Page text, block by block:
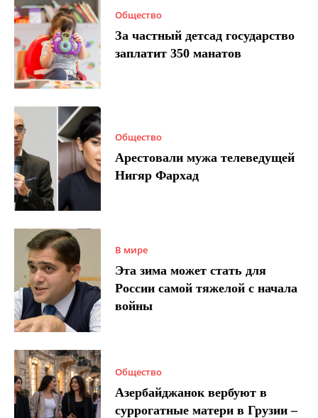
Общество
За частный детсад государство
заплатит 350 манатов
Общество
Арестовали мужа телеведущей
Нигяр Фархад
В мире
Эта зима может стать для
России самой тяжелой с начала
войны
Общество
Азербайджанок вербуют в
суррогатные матери в Грузии –